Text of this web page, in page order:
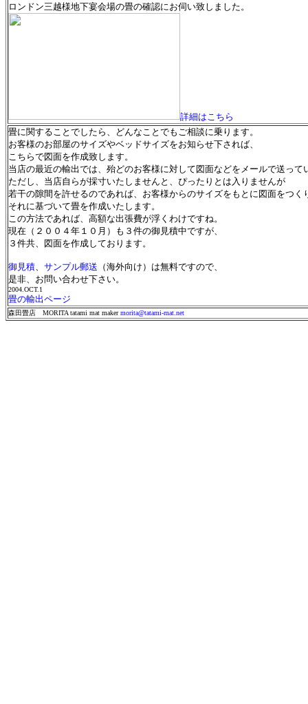
ロンドン三越様地下宴会場の畳の確認にお伺い致しました。
詳細はこちら
畳に関することでしたら、どんなことでもご相談に乗ります。
お客様のお部屋のサイズやベッドサイズをお知らせ下されば、
こちらで図面を作成致します。
当店の最近の輸出では、殆どのお客様に対して図面などをメールで送って
ただし、当店自らが採寸いたしませんと、ぴったりとは入りませんが
若干の隙間を許せるのであれば、お客様からのサイズをもとに図面をつく
それに基づいて畳を作成いたします。
この方法であれば、高額な出張費が浮くわけですね。
現在（２００４年１０月）も３件の御見積中ですが、
３件共、図面を作成しております。
御見積、 サンプル郵送 （海外向け）は無料ですので、
是非、お問い合わせ下さい。
2004.OCT.1
畳の輸出ページ
森田畳店 MORITA tatami mat makermorita@tatami-mat.net